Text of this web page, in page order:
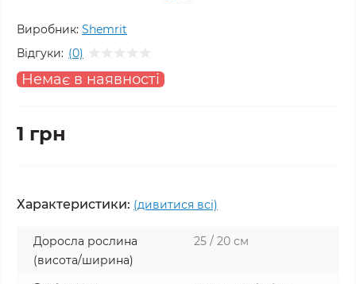
Виробник: Shemrit
Відгуки: (0)
Немає в наявності
1 грн
Характеристики: (дивитися всі)
Доросла рослина
(висота/ширина)
25 / 20 см